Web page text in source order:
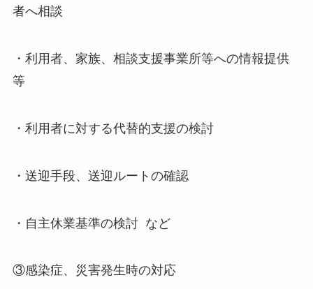
者へ相談
・利用者、家族、相談支援事業所等への情報提供
等
・利用者に対する代替的支援の検討
・送迎手段、送迎ルートの確認
・自主休業基準の検討 など
③感染症、災害発生時の対応